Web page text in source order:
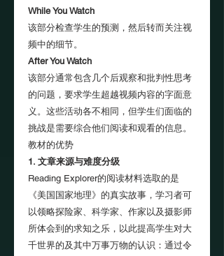
While You Watch
该部分检查学生的预测，然后转而关注视
频中的细节。
After You Watch
该部分通常包含几个后观察和批判性思考
的问题，要求学生超越视频内容的字面意
义。这些活动各不相同，但学生们面临的
挑战是需要综合他们阅读和观看的信息。
教材的优势
1. 文章来源与难度分级
Reading Explorer的阅读材料选取的是
《美国国家地理》的真实故事，学习者可
以领略探险家、科学家、作家以及摄影师
所体会到的求知之乐，以此提高学生对大
千世界的及其中万事万物的认识：通过令